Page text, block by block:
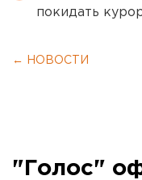
покидать
← НОВОСТИ
"Голос"